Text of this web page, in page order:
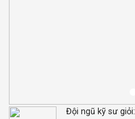
Đội ngũ kỹ sư giỏi: